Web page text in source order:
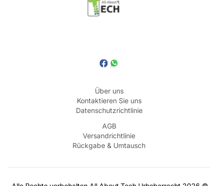
Über uns
Kontaktieren Sie uns
Datenschutzrichtlinie
AGB
Versandrichtlinie
Rückgabe & Umtausch